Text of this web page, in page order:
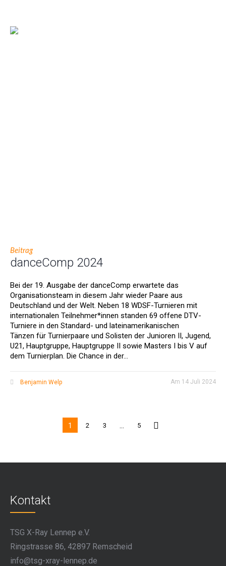
Beitrag
danceComp 2024
Bei der 19. Ausgabe der danceComp erwartete das
Organisationsteam in diesem Jahr wieder Paare aus
Deutschland und der Welt. Neben 18 WDSF-Turnieren mit
internationalen Teilnehmer*innen standen 69 offene DTV-
Turniere in den Standard- und lateinamerikanischen
Tänzen für Turnierpaare und Solisten der Junioren II, Jugend,
U21, Hauptgruppe, Hauptgruppe II sowie Masters I bis V auf
dem Turnierplan. Die Chance in der...
Am 14 Juli 2024
Benjamin Welp
1 2 3 … 5
Kontakt
TSG X-Ray Lennep e.V.
Ringstrasse 86, 42897 Remscheid
info@tsg-xray-lennep.de